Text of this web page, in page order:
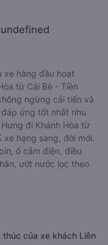
giá của khách hàng
từ Cái Bè - Tiền
Cái Bè - Tiền Giang:
Bốn Luyện Express:
luyen-express